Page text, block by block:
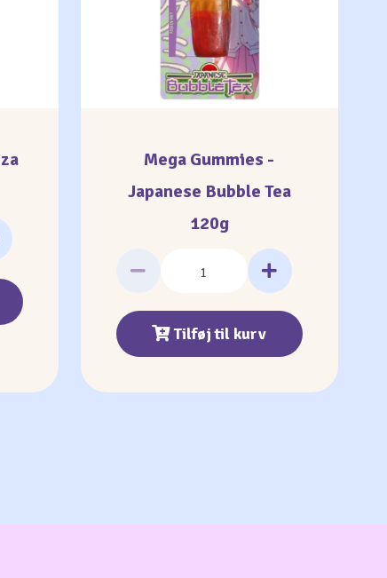
Mega Gummies -
Japanese Bubble Tea
120g
Tilføj til kurv